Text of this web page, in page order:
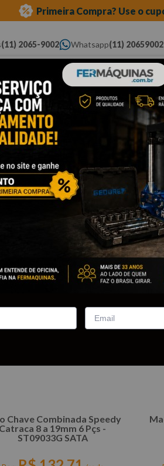
Primeira Compra? Use o
(11) 2065-9002 Whatsapp(11) 20659002
você procura...
Ferramentas
com até 20% de desconto
e Belzer - Produtos
Chave Combinada Speedy
Catraca 8 a 19mm 6 Pçs -
ST09033G SATA